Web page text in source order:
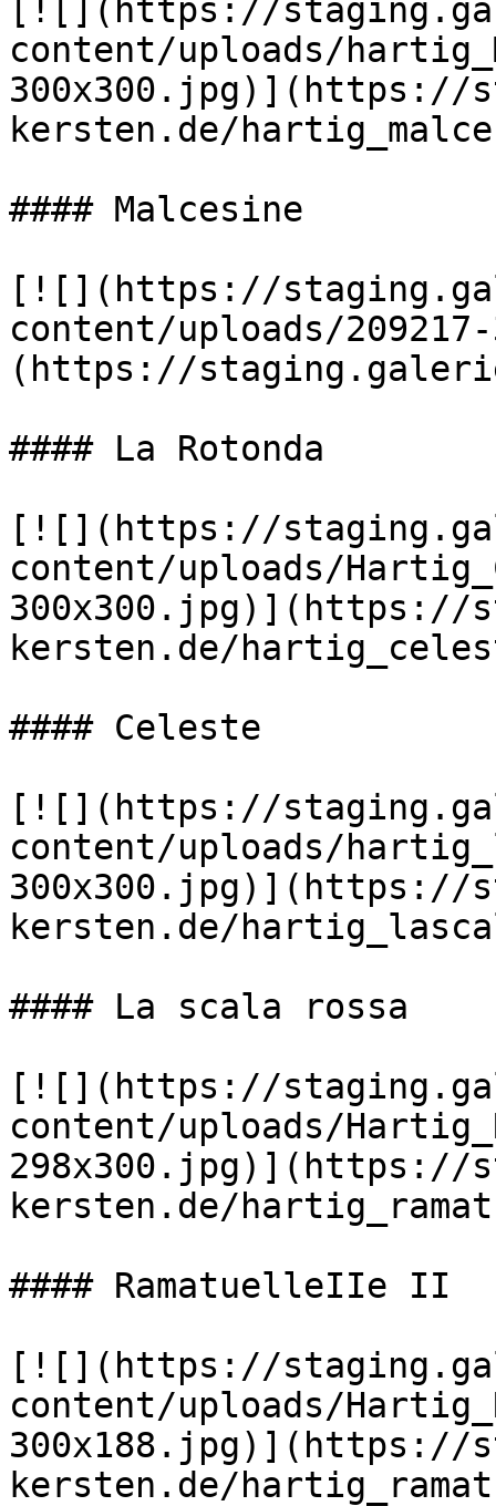
[![](https://
content/uploads/
300x300.jpg)](https://
kersten.de/
#### Malcesine
[![](https://
content/uploads/
(https://
#### La Rotonda
[![](https://
content/uploads/
300x300.jpg)](https://
kersten.de/
#### Celeste
[![](https://
content/uploads/
300x300.jpg)](https://
kersten.de/
#### La scala rossa
[![](https://
content/uploads/
298x300.jpg)](https://
kersten.de/
#### RamatuelleIIe II
[![](https://
content/uploads/
300x188.jpg)](https://
kersten.de/